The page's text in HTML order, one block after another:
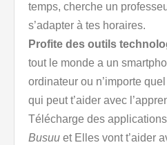
temps, cherche un
s’adapter à tes horaires.
Profite des outils
tout le monde a un
ordinateur ou n’importe
qui peut t’aider avec
Télécharge des
Busuu et Elles vont t’aider